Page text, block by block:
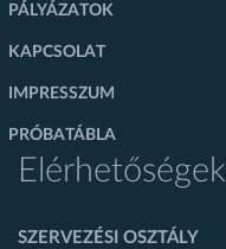
PÁLYÁZATOK
KAPCSOLAT
IMPRESSZUM
PRÓBATÁBLA
Elérhetőségek
SZERVEZÉSI OSZTÁLY